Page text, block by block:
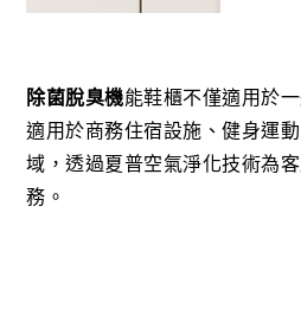
除菌脫臭機能鞋櫃不僅適用於
適用於商務住宿設施、健身運
域，透過夏普空氣淨化技術為
務。